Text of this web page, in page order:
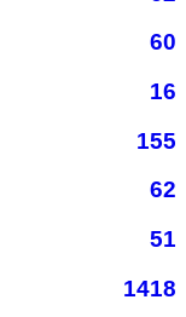
60
16
155
62
51
1418